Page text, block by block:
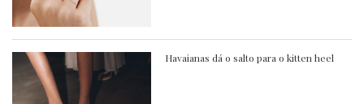
Havaianas dá o salto para o kitten heel